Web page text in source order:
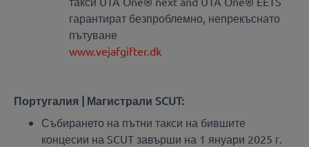
гарантират безпроблемно, непрекъснато
пътуване
www.vejafgifter.dk
Португалия | Магистрали SCUT:
Събирането на пътни такси на бившите
концесии на SCUT завърши на 1 януари 2025 г.